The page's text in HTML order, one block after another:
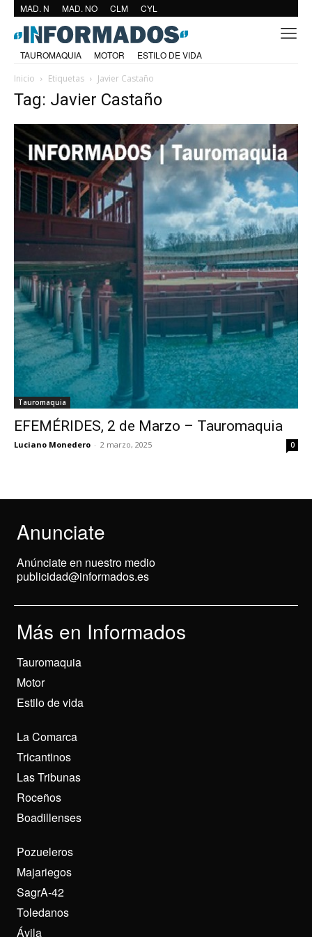
MAD. N MAD. NO CLM CYL
TAUROMAQUIA MOTOR
ESTILO DE VIDA
Inicio
Etiquetas Javier Castaño
Tag: Javier Castaño
Tauromaquia
EFEMÉRIDES, 2 de Marzo – Tauromaquia
Luciano Monedero - 2 marzo, 2025 0
Anunciate
Anúnciate en nuestro medio
publicidad@informados.es
Más en Informados
Tauromaquia
Motor
Estilo de vida
La Comarca
Tricantinos
Las Tribunas
Roceños
Boadillenses
Pozueleros
Majariegos
SagrA-42
Toledanos
Ávila